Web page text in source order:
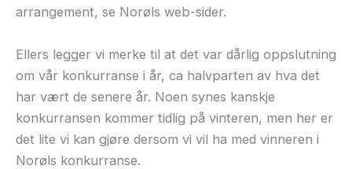
arrangement, se Norøls web-sider.
Ellers legger vi merke til at det var dårlig oppslutning
om vår konkurranse i år, ca halvparten av hva det
har vært de senere år. Noen synes kanskje
konkurransen kommer tidlig på vinteren, men her er
det lite vi kan gjøre dersom vi vil ha med vinneren i
Norøls konkurranse.